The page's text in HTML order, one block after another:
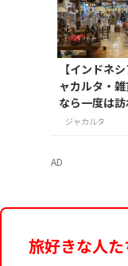
【インドネ
ャカルタ・雑
なら一度は訪
い！インドネ
ジャカルタ
AD
旅好きな人